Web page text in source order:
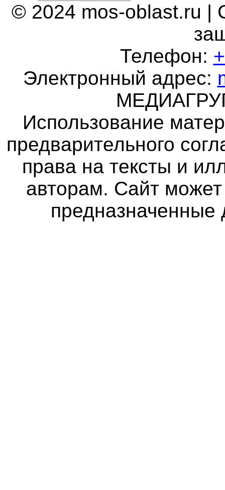
© 2024 mos-oblast.ru |
Телефон:
Электронный адрес:
Использование
предварительного
права на тексты и
авторам. Сайт